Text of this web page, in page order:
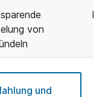
von
und